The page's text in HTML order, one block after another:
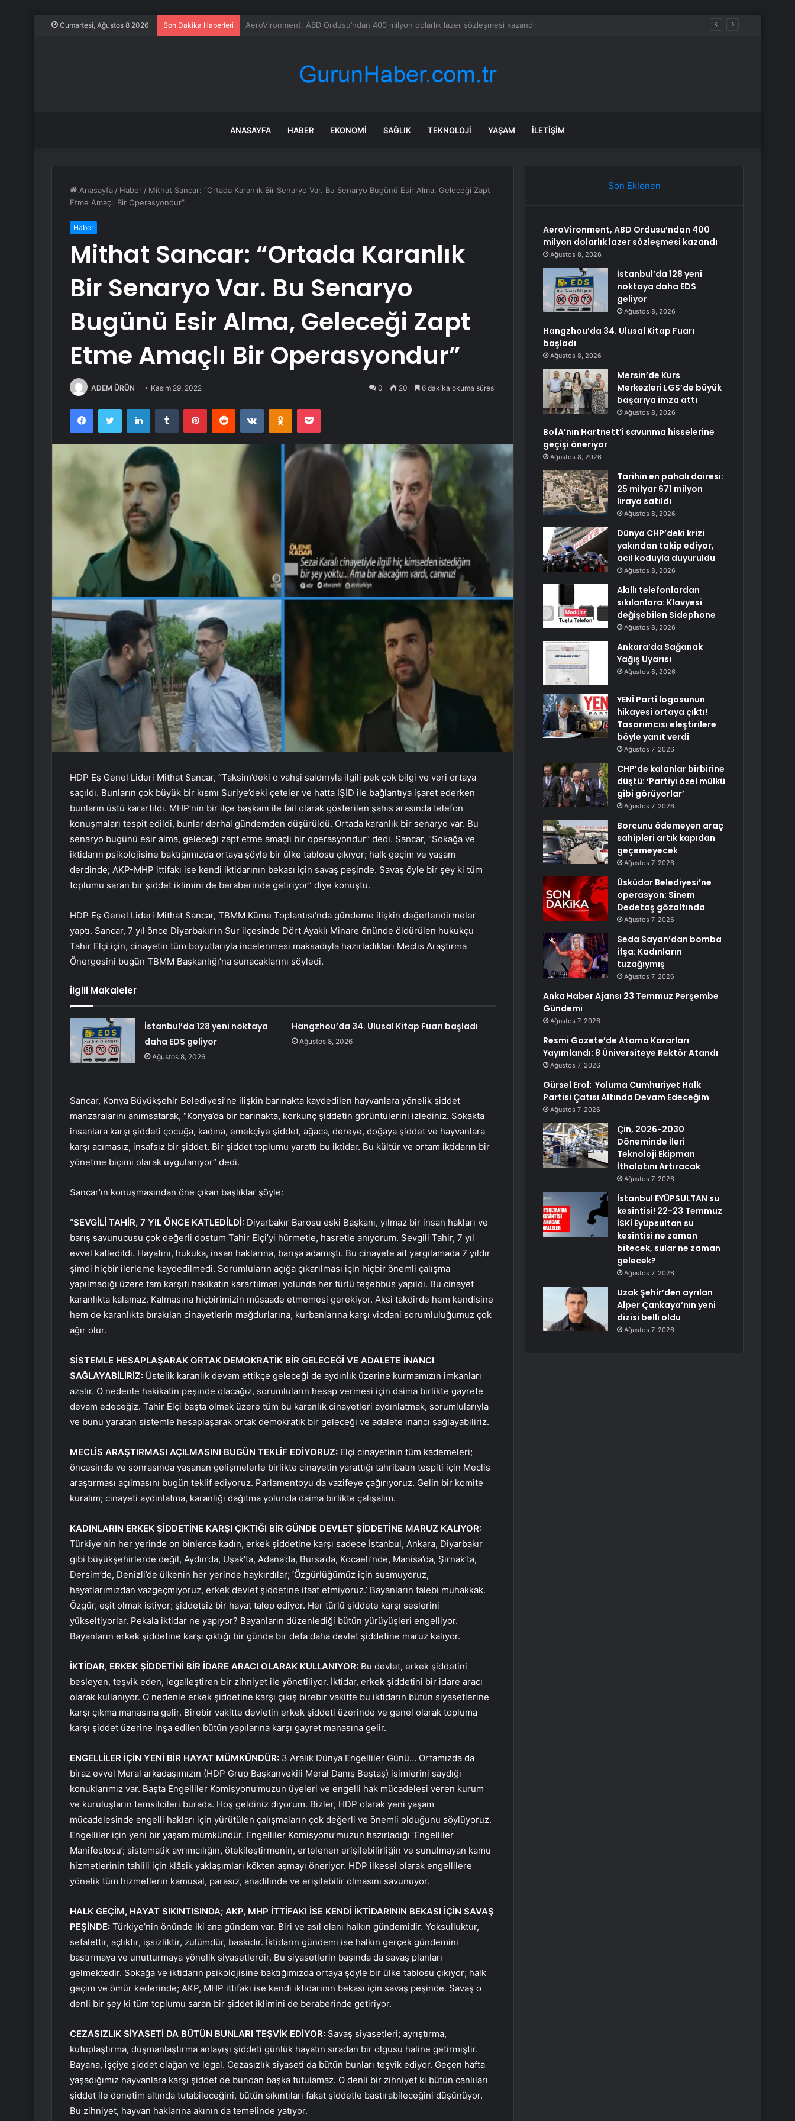
Cumartesi, Ağustos 8 2026 Son Dakika Haberleri İstanbul’da 128 yeni noktaya daha EDS geliyor
ANASAYFA HABER EKONOMI SAĞLIK TEKNOLOJI YAŞAM İLETIŞIM
Anasayfa / Haber / Mithat Sancar: “Ortada Karanlık Bir Senaryo Var. Bu Senaryo Bugünü Esir Alma, Geleceği Zapt
Etme Amaçlı Bir Operasyondur”
Haber
Mithat Sancar: “Ortada Karanlık
Bir Senaryo Var. Bu Senaryo
Bugünü Esir Alma, Geleceği Zapt
Etme Amaçlı Bir Operasyondur”
ADEM ÜRÜN Kasım 29, 2022 0 20 6 dakika okuma süresi
FacebookTwitter LinkedInTumblr PinterestReddit VKontakteOdnoklassniki
Pocket
HDP Eş Genel Lideri Mithat Sancar, “Taksim’deki o vahşi saldırıyla ilgili pek çok bilgi ve veri ortaya
saçıldı. Bunların çok büyük bir kısmı Suriye’deki çeteler ve hatta IŞİD ile bağlantıya işaret ederken
bunların üstü karartıldı. MHP’nin bir ilçe başkanı ile fail olarak gösterilen şahıs arasında telefon
konuşmaları tespit edildi, bunlar derhal gündemden düşürüldü. Ortada karanlık bir senaryo var. Bu
senaryo bugünü esir alma, geleceği zapt etme amaçlı bir operasyondur” dedi. Sancar, “Sokağa ve
iktidarın psikolojisine baktığımızda ortaya şöyle bir ülke tablosu çıkıyor; halk geçim ve yaşam
derdinde; AKP-MHP ittifakı ise kendi iktidarının bekası için savaş peşinde. Savaş öyle bir şey ki tüm
toplumu saran bir şiddet iklimini de beraberinde getiriyor” diye konuştu.
HDP Eş Genel Lideri Mithat Sancar, TBMM Küme Toplantısı’nda gündeme ilişkin değerlendirmeler
yaptı. Sancar, 7 yıl önce Diyarbakır’ın Sur ilçesinde Dört Ayaklı Minare önünde öldürülen hukukçu
Tahir Elçi için, cinayetin tüm boyutlarıyla incelenmesi maksadıyla hazırladıkları Meclis Araştırma
Önergesini bugün TBMM Başkanlığı’na sunacaklarını söyledi.
İlgili Makaleler
İstanbul’da 128 yeni noktaya
daha EDS geliyor
Ağustos 8, 2026
Hangzhou’da 34. Ulusal Kitap Fuarı başladı
Ağustos 8, 2026
Sancar, Konya Büyükşehir Belediyesi’ne ilişkin barınakta kaydedilen hayvanlara yönelik şiddet
manzaralarını anımsatarak, “Konya’da bir barınakta, korkunç şiddetin görüntülerini izlediniz. Sokakta
insanlara karşı şiddeti çocuğa, kadına, emekçiye şiddet, ağaca, dereye, doğaya şiddet ve hayvanlara
karşı acımasız, insafsız bir şiddet. Bir şiddet toplumu yarattı bu iktidar. Bu kültür ve ortam iktidarın bir
yönetme biçimi olarak uygulanıyor” dedi.
Sancar’ın konuşmasından öne çıkan başlıklar şöyle:
“SEVGİLİ TAHİR, 7 YIL ÖNCE KATLEDİLDİ: Diyarbakır Barosu eski Başkanı, yılmaz bir insan hakları ve
barış savunucusu çok değerli dostum Tahir Elçi’yi hürmetle, hasretle anıyorum. Sevgili Tahir, 7 yıl
evvel katledildi. Hayatını, hukuka, insan haklarına, barışa adamıştı. Bu cinayete ait yargılamada 7 yıldır
şimdi hiçbir ilerleme kaydedilmedi. Sorumluların açığa çıkarılması için hiçbir önemli çalışma
yapılmadığı üzere tam karşıtı hakikatin karartılması yolunda her türlü teşebbüs yapıldı. Bu cinayet
karanlıkta kalamaz. Kalmasına hiçbirimizin müsaade etmemesi gerekiyor. Aksi takdirde hem kendisine
hem de karanlıkta bırakılan cinayetlerin mağdurlarına, kurbanlarına karşı vicdani sorumluluğumuz çok
ağır olur.
SİSTEMLE HESAPLAŞARAK ORTAK DEMOKRATİK BİR GELECEĞİ VE ADALETE İNANCI
SAĞLAYABİLİRİZ: Üstelik karanlık devam ettikçe geleceği de aydınlık üzerine kurmamızın imkanları
azalır. O nedenle hakikatin peşinde olacağız, sorumluların hesap vermesi için daima birlikte gayrete
devam edeceğiz. Tahir Elçi başta olmak üzere tüm bu karanlık cinayetleri aydınlatmak, sorumlularıyla
ve bunu yaratan sistemle hesaplaşarak ortak demokratik bir geleceği ve adalete inancı sağlayabiliriz.
MECLİS ARAŞTIRMASI AÇILMASINI BUGÜN TEKLİF EDİYORUZ: Elçi cinayetinin tüm kademeleri;
öncesinde ve sonrasında yaşanan gelişmelerle birlikte cinayetin yarattığı tahribatın tespiti için Meclis
araştırması açılmasını bugün teklif ediyoruz. Parlamentoyu da vazifeye çağırıyoruz. Gelin bir komite
kuralım; cinayeti aydınlatma, karanlığı dağıtma yolunda daima birlikte çalışalım.
KADINLARIN ERKEK ŞİDDETİNE KARŞI ÇIKTIĞI BİR GÜNDE DEVLET ŞİDDETİNE MARUZ KALIYOR:
Türkiye’nin her yerinde on binlerce kadın, erkek şiddetine karşı sadece İstanbul, Ankara, Diyarbakır
gibi büyükşehirlerde değil, Aydın’da, Uşak’ta, Adana’da, Bursa’da, Kocaeli’nde, Manisa’da, Şırnak’ta,
Dersim’de, Denizli’de ülkenin her yerinde haykırdılar; ‘Özgürlüğümüz için susmuyoruz,
hayatlarımızdan vazgeçmiyoruz, erkek devlet şiddetine itaat etmiyoruz.’ Bayanların talebi muhakkak.
Özgür, eşit olmak istiyor; şiddetsiz bir hayat talep ediyor. Her türlü şiddete karşı seslerini
yükseltiyorlar. Pekala iktidar ne yapıyor? Bayanların düzenlediği bütün yürüyüşleri engelliyor.
Bayanların erkek şiddetine karşı çıktığı bir günde bir defa daha devlet şiddetine maruz kalıyor.
İKTİDAR, ERKEK ŞİDDETİNİ BİR İDARE ARACI OLARAK KULLANIYOR: Bu devlet, erkek şiddetini
besleyen, teşvik eden, legalleştiren bir zihniyet ile yönetiliyor. İktidar, erkek şiddetini bir idare aracı
olarak kullanıyor. O nedenle erkek şiddetine karşı çıkış birebir vakitte bu iktidarın bütün siyasetlerine
karşı çıkma manasına gelir. Birebir vakitte devletin erkek şiddeti üzerinde ve genel olarak topluma
karşı şiddet üzerine inşa edilen bütün yapılarına karşı gayret manasına gelir.
ENGELLİLER İÇİN YENİ BİR HAYAT MÜMKÜNDÜR: 3 Aralık Dünya Engelliler Günü… Ortamızda da
biraz evvel Meral arkadaşımızın (HDP Grup Başkanvekili Meral Danış Beştaş) isimlerini saydığı
konuklarımız var. Başta Engelliler Komisyonu’muzun üyeleri ve engelli hak mücadelesi veren kurum
ve kuruluşların temsilcileri burada. Hoş geldiniz diyorum. Bizler, HDP olarak yeni yaşam
mücadelesinde engelli hakları için yürütülen çalışmaların çok değerli ve önemli olduğunu söylüyoruz.
Engelliler için yeni bir yaşam mümkündür. Engelliler Komisyonu’muzun hazırladığı ‘Engelliler
Manifestosu’; sistematik ayrımcılığın, ötekileştirmenin, ertelenen erişilebilirliğin ve sunulmayan kamu
hizmetlerinin tahlili için klâsik yaklaşımları kökten aşmayı öneriyor. HDP ilkesel olarak engellilere
yönelik tüm hizmetlerin kamusal, parasız, anadilinde ve erişilebilir olmasını savunuyor.
HALK GEÇİM, HAYAT SIKINTISINDA; AKP, MHP İTTİFAKI İSE KENDİ İKTİDARININ BEKASI İÇİN SAVAŞ
PEŞİNDE: Türkiye’nin önünde iki ana gündem var. Biri ve asıl olanı halkın gündemidir. Yoksulluktur,
sefalettir, açlıktır, işsizliktir, zulümdür, baskıdır. İktidarın gündemi ise halkın gerçek gündemini
bastırmaya ve unutturmaya yönelik siyasetlerdir. Bu siyasetlerin başında da savaş planları
gelmektedir. Sokağa ve iktidarın psikolojisine baktığımızda ortaya şöyle bir ülke tablosu çıkıyor; halk
geçim ve ömür kederinde; AKP, MHP ittifakı ise kendi iktidarının bekası için savaş peşinde. Savaş o
denli bir şey ki tüm toplumu saran bir şiddet iklimini de beraberinde getiriyor.
CEZASIZLIK SİYASETİ DA BÜTÜN BUNLARI TEŞVİK EDİYOR: Savaş siyasetleri; ayrıştırma,
kutuplaştırma, düşmanlaştırma anlayışı şiddeti günlük hayatın sıradan bir olgusu haline getirmiştir.
Bayana, işçiye şiddet olağan ve legal. Cezasızlık siyaseti da bütün bunları teşvik ediyor. Geçen hafta
yaşadığımız hayvanlara karşı şiddet de bundan başka tutulamaz. O denli bir zihniyet ki bütün canlıları
şiddet ile denetim altında tutabileceğini, bütün sıkıntıları fakat şiddetle bastırabileceğini düşünüyor.
Bu zihniyet, hayvan haklarına akının da temelinde yatıyor.
Son Eklenen
AeroVironment, ABD Ordusu’ndan 400
milyon dolarlık lazer sözleşmesi kazandı
Ağustos 8, 2026
İstanbul’da 128 yeni
noktaya daha EDS
geliyor
Ağustos 8, 2026
Hangzhou’da 34. Ulusal Kitap Fuarı
başladı
Ağustos 8, 2026
Mersin’de Kurs
Merkezleri LGS’de büyük
başarıya imza attı
Ağustos 8, 2026
BofA’nın Hartnett’i savunma hisselerine
geçişi öneriyor
Ağustos 8, 2026
Tarihin en pahalı dairesi:
25 milyar 671 milyon
liraya satıldı
Ağustos 8, 2026
Dünya CHP’deki krizi
yakından takip ediyor,
acil koduyla duyuruldu
Ağustos 8, 2026
Akıllı telefonlardan
sıkılanlara: Klavyesi
değişebilen Sidephone
Ağustos 8, 2026
Ankara’da Sağanak
Yağış Uyarısı
Ağustos 8, 2026
YENİ Parti logosunun
hikayesi ortaya çıktı!
Tasarımcısı eleştirilere
böyle yanıt verdi
Ağustos 7, 2026
CHP’de kalanlar birbirine
düştü: ‘Partiyi özel mülkü
gibi görüyorlar’
Ağustos 7, 2026
Borcunu ödemeyen araç
sahipleri artık kapıdan
geçemeyecek
Ağustos 7, 2026
Üsküdar Belediyesi’ne
operasyon: Sinem
Dedetaş gözaltında
Ağustos 7, 2026
Seda Sayan’dan bomba
ifşa: Kadınların
tuzağıymış
Ağustos 7, 2026
Anka Haber Ajansı 23 Temmuz Perşembe
Gündemi
Ağustos 7, 2026
Resmi Gazete’de Atama Kararları
Yayımlandı: 8 Üniversiteye Rektör Atandı
Ağustos 7, 2026
Gürsel Erol: Yoluma Cumhuriyet Halk
Partisi Çatısı Altında Devam Edeceğim
Ağustos 7, 2026
Çin, 2026-2030
Döneminde İleri
Teknoloji Ekipman
İthalatını Artıracak
Ağustos 7, 2026
İstanbul EYÜPSULTAN su
kesintisi! 22-23 Temmuz
İSKİ Eyüpsultan su
kesintisi ne zaman
bitecek, sular ne zaman
gelecek?
Ağustos 7, 2026
Uzak Şehir’den ayrılan
Alper Çankaya’nın yeni
dizisi belli oldu
Ağustos 7, 2026